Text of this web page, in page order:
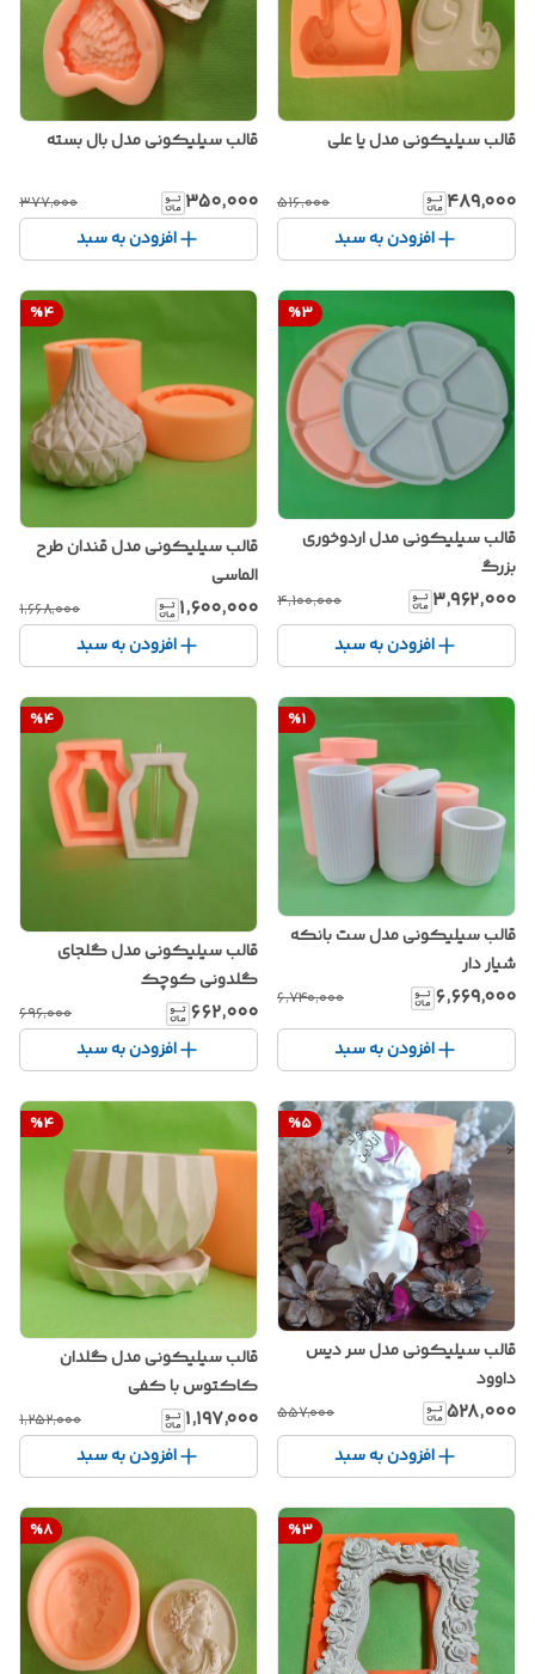
قالب سیلیکونی مدل یا علی
۴۸۹٬۰۰۰ ۵۱۶٬۰۰۰
افزودن به سبد
قالب سیلیکونی مدل بال بسته
۳۵۰٬۰۰۰ ۳۷۷٬۰۰۰
افزودن به سبد
%3
قالب سیلیکونی مدل اردوخوری
بزرگ
۳٬۹۶۲٬۰۰۰ ۴٬۱۰۰٬۰۰۰
افزودن به سبد
%4
قالب سیلیکونی مدل قندان طرح
الماسی
۱٬۶۰۰٬۰۰۰ ۱٬۶۶۸٬۰۰۰
افزودن به سبد
%1
قالب سیلیکونی مدل ست بانکه
شیار دار
۶٬۶۶۹٬۰۰۰ ۶٬۷۴۰٬۰۰۰
افزودن به سبد
%4
قالب سیلیکونی مدل گلجای
گلدونی کوچک
۶۶۲٬۰۰۰ ۶۹۶٬۰۰۰
افزودن به سبد
%5
قالب سیلیکونی مدل سر دیس
داوود
۵۲۸٬۰۰۰ ۵۵۷٬۰۰۰
افزودن به سبد
%4
قالب سیلیکونی مدل گلدان
کاکتوس با کفی
۱٬۱۹۷٬۰۰۰ ۱٬۲۵۲٬۰۰۰
افزودن به سبد
%3
%8